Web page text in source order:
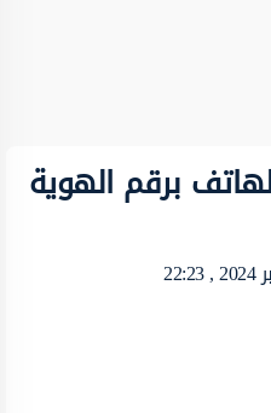
برقم الهوية